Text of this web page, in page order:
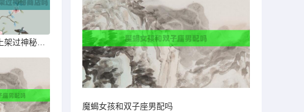
魔蝎女孩和双子座男配吗